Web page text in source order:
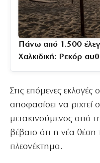
Πάνω από 1.500
Χαλκιδική: Ρεκόρ
Στις επόμενες
αποφασίσει να
μετακινούμενος από
βέβαιο ότι η νέα
πλεονέκτημα.